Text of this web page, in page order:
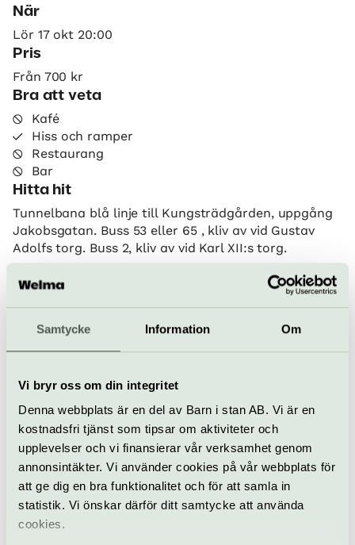
Samtycke Information Om
Vi bryr oss om din integritet
Denna webbplats är en del av Barn i stan AB. Vi är en
kostnadsfri tjänst som tipsar om aktiviteter och
upplevelser och vi finansierar vår verksamhet genom
annonsintäkter. Vi använder cookies på vår webbplats för
att ge dig en bra funktionalitet och för att samla in
statistik. Vi önskar därför ditt samtycke att använda
cookies.
När
Lör 17 okt 20:00
Pris
Från 700 kr
Bra att veta
Kafé
Hiss och ramper
Restaurang
Bar
Hitta hit
Tunnelbana blå linje till Kungsträdgården, uppgång
Jakobsgatan. Buss 53 eller 65 , kliv av vid Gustav
Adolfs torg. Buss 2, kliv av vid Karl XII:s torg.
Hamburger Börs
Jakobsgatan 6, Norrmalm
Köp biljett
Allt som händer –
Hamburger Börs